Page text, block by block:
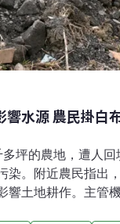
響水源 農民掛白
坪的農地，遭人
染。附近農民指出
響土地耕作。主管